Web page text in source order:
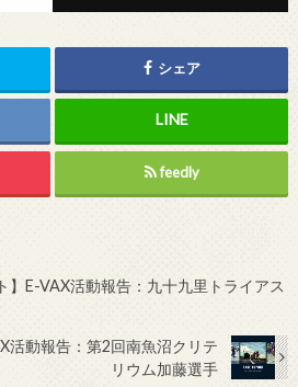
シェア
feedly
】E-VAX活動報告：九十九里トライアス
活動報告：第2回南魚沼クリテ
リウム加藤選手